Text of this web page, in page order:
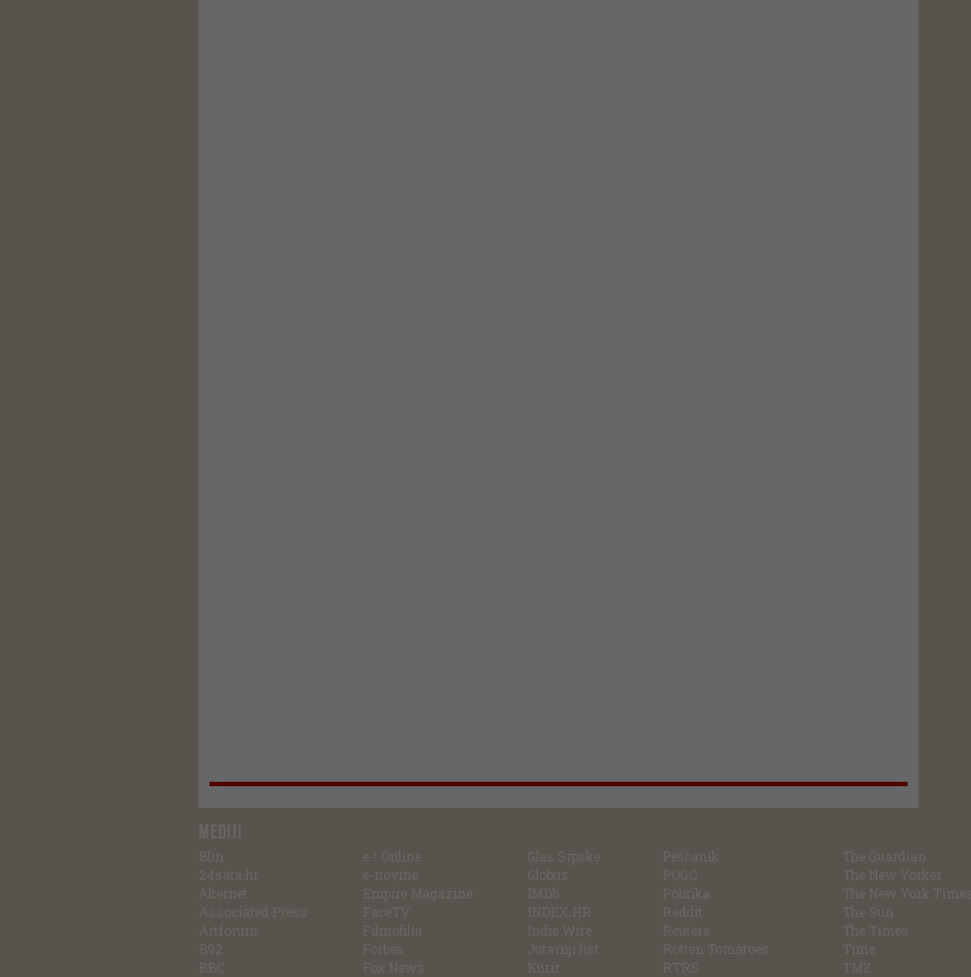
MEDIJI
Blin
24sata.hr
Alternet
Associated Press
Artforum
B92
BBC
e-! Online
e-novine
Empire Magazine
FaceTV
Filmofilia
Forbes
Fox News
Glas Srpske
Globus
IMDb
INDEX.HR
Indie Wire
Jutarnji list
Kurir
Pešćanik
POGO
Politika
Reddit
Reuters
Rotten Tomatoes
RTRS
The Guardian
The New Yorker
The New York Times
The Sun
The Times
Time
TMZ